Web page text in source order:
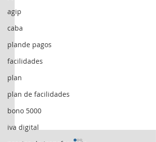
agip
caba
plande pagos
facilidades
plan
plan de facilidades
bono 5000
iva digital